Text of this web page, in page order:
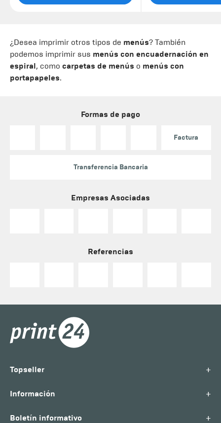
¿Desea imprimir otros tipos de menús? También
podemos imprimir sus menús con encuadernación en
espiral, como carpetas de menús o menús con
portapapeles.
Formas de pago
Factura
Transferencia Bancaria
Empresas Asociadas
Referencias
Topseller +
Información +
Boletín informativo +